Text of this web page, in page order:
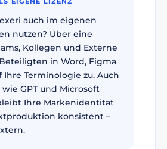
auch im eigenen
nutzen? Über eine
Kollegen und Externe
in Word, Figma
Ihre Terminologie zu. Auch
wie GPT und Microsoft
Ihre Markenidentität
konsistent –